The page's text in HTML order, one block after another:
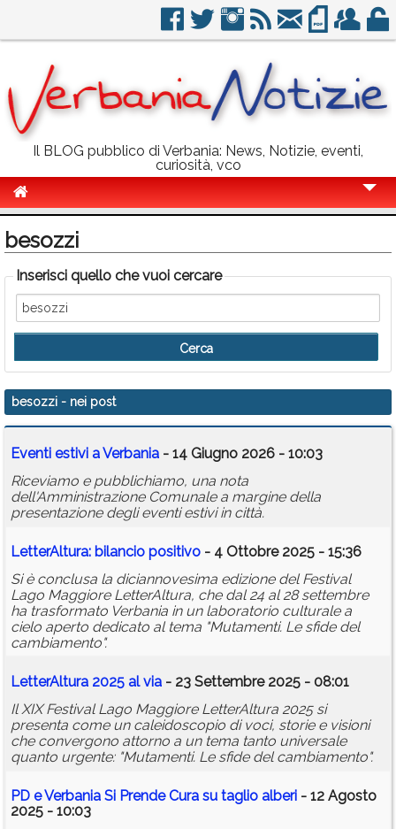
Il BLOG pubblico di Verbania: News, Notizie, eventi,
curiosità, vco
Politica
Sport
Eventi
Info Utili
Rubriche
Calendario
Annunci
besozzi
Inserisci quello che vuoi cercare
besozzi - nei post
Eventi estivi a Verbania - 14 Giugno 2026 - 10:03
Riceviamo e pubblichiamo, una nota
dell'Amministrazione Comunale a margine della
presentazione degli eventi estivi in città.
LetterAltura: bilancio positivo - 4 Ottobre 2025 - 15:36
Si è conclusa la diciannovesima edizione del Festival
Lago Maggiore LetterAltura, che dal 24 al 28 settembre
ha trasformato Verbania in un laboratorio culturale a
cielo aperto dedicato al tema "Mutamenti. Le sfide del
cambiamento".
LetterAltura 2025 al via - 23 Settembre 2025 - 08:01
Il XIX Festival Lago Maggiore LetterAltura 2025 si
presenta come un caleidoscopio di voci, storie e visioni
che convergono attorno a un tema tanto universale
quanto urgente: "Mutamenti. Le sfide del cambiamento".
PD e Verbania Si Prende Cura su taglio alberi - 12 Agosto
2025 - 10:03